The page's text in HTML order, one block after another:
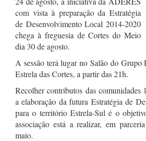
com vista à preparação da Estratégia
de Desenvolvimento Local 2014-2020
chega à freguesia de Cortes do Meio
dia 30 de agosto.
A sessão terá lugar no Salão do Grupo
Estrela das Cortes, a partir das 21h.
Recolher contributos das comunidades
a elaboração da futura Estratégia de
para o território Estrela-Sul é o
associação está a realizar, em
maio.